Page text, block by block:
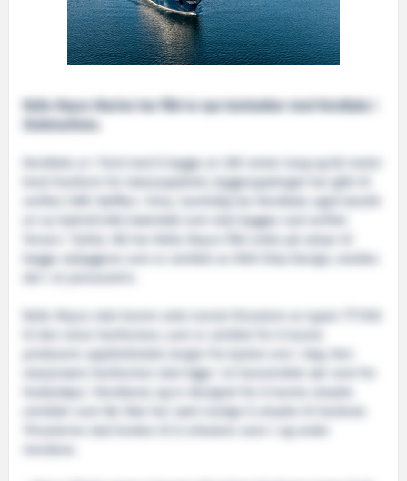
Rolls-Royce Marine har fått to nye kontrakter med Nordlaks i
Stokmarknes.
Nordlaks er i ferd med å bygge en 385 meter lang og 60 meter
bred Havfarm for lakseoppdrett, byggeoppdraget har gått til
verftet CIMC Raffles i Kina. Samtidig har Nordlaks også bestilt
en ny hybrid/LNG brønnbåt som skal bygges ved verftet
begge nybyggene som er utviklet av NSK Ship Design, meldes
Rolls-Royce skal levere seks tunnel thrustere av typen TT1100
produsere oppdrettslaks lengre fra kysten enn i dag. Den
stasjonære havfarmen skal ligge i et havområde sør-vest for
Hadseløya i Nordland, og er designet for å kunne utnytte
områder som før ikke har vært mulige å utnytte til havbruk.